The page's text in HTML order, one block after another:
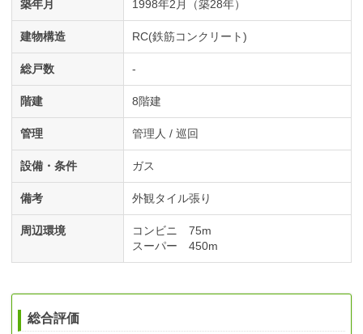
築年月 1998年2月（築28年）
建物構造 RC(鉄筋コンクリート)
総戸数 -
階建 8階建
管理 管理人 / 巡回
設備・条件 ガス
備考 外観タイル張り
周辺環境
コンビニ 75m
スーパー 450m
総合評価